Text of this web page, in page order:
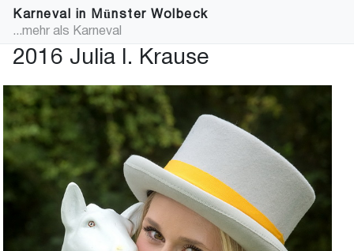
Karneval in Münster Wolbeck
...mehr als Karneval
2016 Julia I. Krause